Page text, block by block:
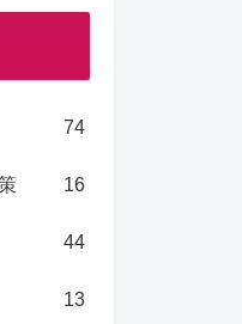
74
16
44
13